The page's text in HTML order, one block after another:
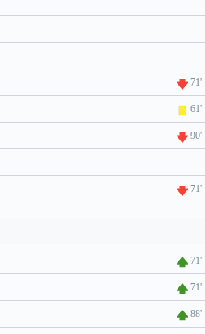
71'
61'
90'
71'
71'
71'
88'